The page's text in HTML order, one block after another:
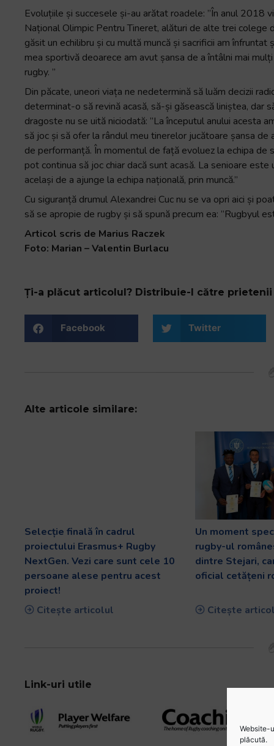
Website-
plăcută.
Evoluțiile și succesele și-au arătat roadele: ”În anul 2018
Național Olimpic Pentru Tineret, alături de alte trei
găsit un echilibru și cu multă muncă și sacrificii am
mea sportivă deoarece am avut șansa de a întâlni mai
rugby. ”
Din păcate, uneori viața ne nedetermină să luăm decizii
determinat-o să revină acasă, să-și găsească liniștea, dar
dragoste nu se uită niciodată: ”La începutul anului acesta
să joc și să ofer la rândul meu tinerelor jucătoare șansa
de performanță. În momentul de față evoluez la echipa
pot continua să joc chiar dacă sunt acasă. La senioare
același de a ajunge la echipa națională, prin muncă.”
Cu siguranță drumul Alexandrei Cuc nu se va opri aici și
să se apropie de rugby și să spună precum ea: ”Rugbyul
Articol scris de Marius Raczek
Foto: Marian – Valentin Burlacu
Ți-a plăcut articolul? Distribuie-l către prietenii
Facebook Twitter
Alte articole similare:
Selecție finală în cadrul
proiectului Erasmus+ Rugby
NextGen. Vezi care sunt cele 10
persoane alese pentru acest
proiect!
Citește articolul
Un moment
rugby-ul
dintre Stejari,
oficial cetățeni
Citește
Link-uri utile